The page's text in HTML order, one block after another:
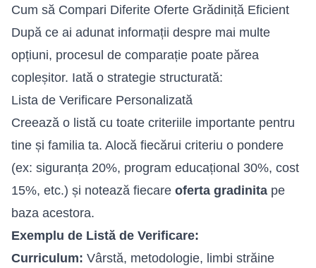
Cum să Compari Diferite Oferte Grădiniță Eficient
După ce ai adunat informații despre mai multe
opțiuni, procesul de comparație poate părea
copleșitor. Iată o strategie structurată:
Lista de Verificare Personalizată
Creează o listă cu toate criteriile importante pentru
tine și familia ta. Alocă fiecărui criteriu o pondere
(ex: siguranța 20%, program educațional 30%, cost
15%, etc.) și notează fiecare oferta gradinita pe
baza acestora.
Exemplu de Listă de Verificare:
Curriculum: Vârstă, metodologie, limbi străine